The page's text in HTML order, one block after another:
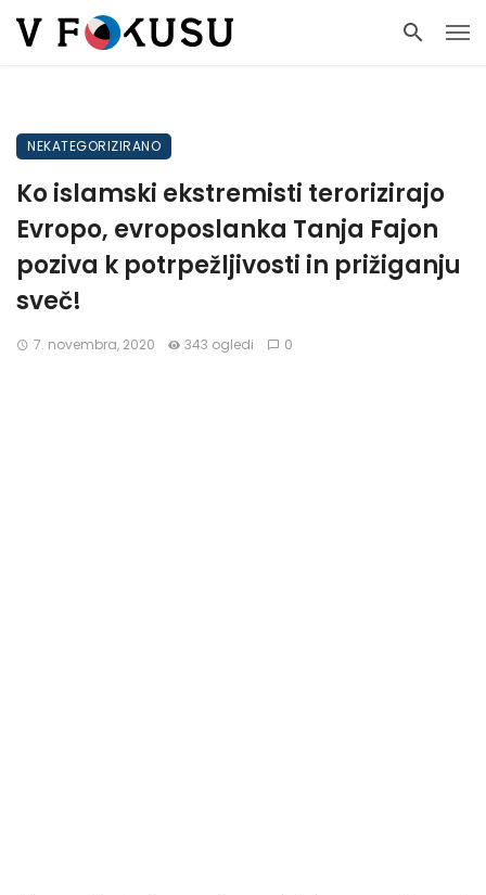
NEKATEGORIZIRANO
Ko islamski ekstremisti terorizirajo
Evropo, evroposlanka Tanja Fajon
poziva k potrpežljivosti in prižiganju
sveč!
7. novembra, 2020 343 ogledi 0